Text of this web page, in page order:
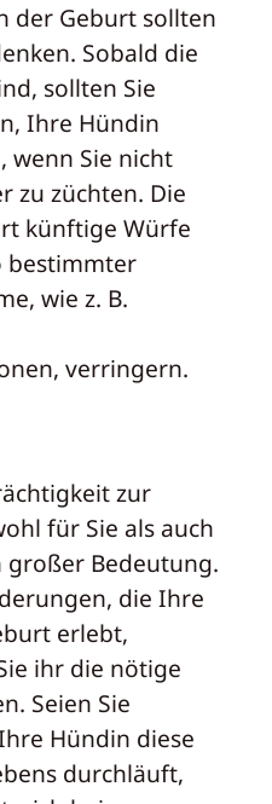
der Geburt sollten
Sobald die
sollten Sie
Ihre Hündin
wenn Sie nicht
zu züchten. Die
künftige Würfe
bestimmter
wie z. B.
verringern.
zur
für Sie als auch
Bedeutung.
die Ihre
erlebt,
ihr die nötige
Seien Sie
Hündin diese
durchläuft,